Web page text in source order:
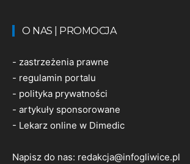
O NAS | PROMOCJA
- zastrzeżenia prawne
- regulamin portalu
- polityka prywatności
- artykuły sponsorowane
- Lekarz online w Dimedic
Napisz do nas: redakcja@infogliwice.pl